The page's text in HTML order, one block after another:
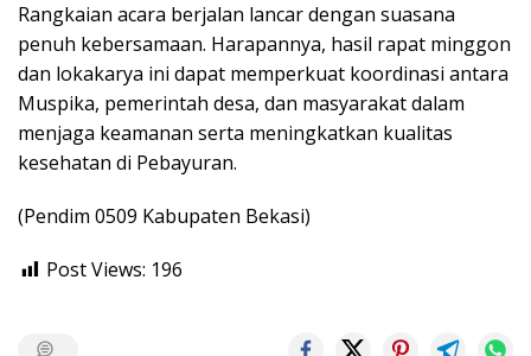
Rangkaian acara berjalan lancar dengan suasana
penuh kebersamaan. Harapannya, hasil rapat minggon
dan lokakarya ini dapat memperkuat koordinasi antara
Muspika, pemerintah desa, dan masyarakat dalam
menjaga keamanan serta meningkatkan kualitas
kesehatan di Pebayuran.
(Pendim 0509 Kabupaten Bekasi)
Post Views: 196